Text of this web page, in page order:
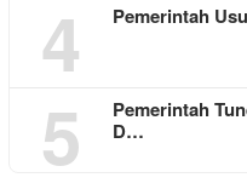
4 Pemerintah
5
Pemerintah
D…